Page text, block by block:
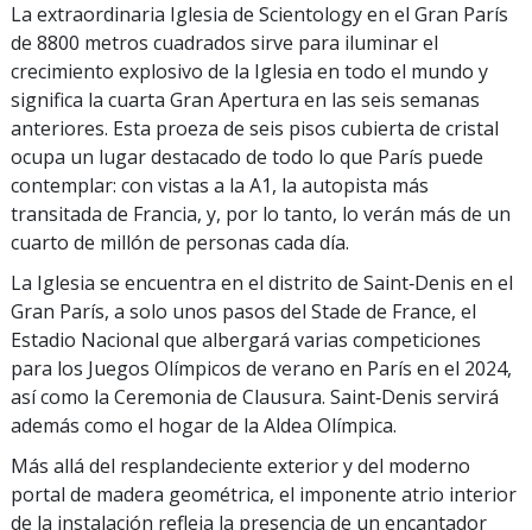
La extraordinaria Iglesia de Scientology en el Gran París
de 8800 metros cuadrados sirve para iluminar el
crecimiento explosivo de la Iglesia en todo el mundo y
significa la cuarta Gran Apertura en las seis semanas
anteriores. Esta proeza de seis pisos cubierta de cristal
ocupa un lugar destacado de todo lo que París puede
contemplar: con vistas a la A1, la autopista más
transitada de Francia, y, por lo tanto, lo verán más de un
cuarto de millón de personas cada día.
La Iglesia se encuentra en el distrito de Saint‑Denis en el
Gran París, a solo unos pasos del Stade de France, el
Estadio Nacional que albergará varias competiciones
para los Juegos Olímpicos de verano en París en el 2024,
así como la Ceremonia de Clausura. Saint‑Denis servirá
además como el hogar de la Aldea Olímpica.
Más allá del resplandeciente exterior y del moderno
portal de madera geométrica, el imponente atrio interior
de la instalación refleja la presencia de un encantador